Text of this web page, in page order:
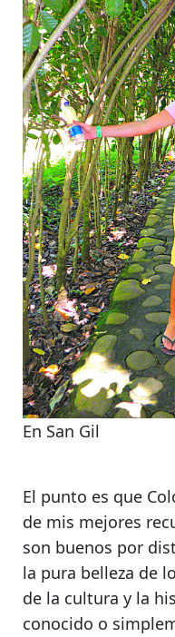
En San Gil
El punto es que
de mis mejores
son buenos por
la pura belleza de
de la cultura y la
conocido o